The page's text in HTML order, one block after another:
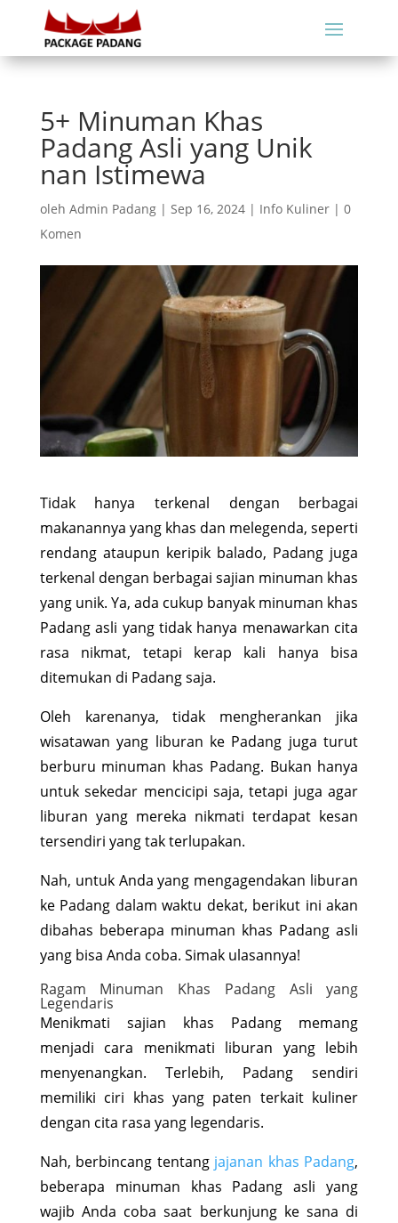
5+ Minuman Khas
Padang Asli yang Unik
nan Istimewa
oleh Admin Padang| Sep 16, 2024| Info Kuliner| 0
Komen
Tidak hanya terkenal dengan berbagai
makanannya yang khas dan melegenda, seperti
rendang ataupun keripik balado, Padang juga
terkenal dengan berbagai sajian minuman khas
yang unik. Ya, ada cukup banyak minuman khas
Padang asli yang tidak hanya menawarkan cita
rasa nikmat, tetapi kerap kali hanya bisa
ditemukan di Padang saja.
Oleh karenanya, tidak mengherankan jika
wisatawan yang liburan ke Padang juga turut
berburu minuman khas Padang. Bukan hanya
untuk sekedar mencicipi saja, tetapi juga agar
liburan yang mereka nikmati terdapat kesan
tersendiri yang tak terlupakan.
Nah, untuk Anda yang mengagendakan liburan
ke Padang dalam waktu dekat, berikut ini akan
dibahas beberapa minuman khas Padang asli
yang bisa Anda coba. Simak ulasannya!
Ragam Minuman Khas Padang Asli yang
Legendaris
Menikmati sajian khas Padang memang
menjadi cara menikmati liburan yang lebih
menyenangkan. Terlebih, Padang sendiri
memiliki ciri khas yang paten terkait kuliner
dengan cita rasa yang legendaris.
Nah, berbincang tentang jajanan khas Padang,
beberapa minuman khas Padang asli yang
wajib Anda coba saat berkunjung ke sana di